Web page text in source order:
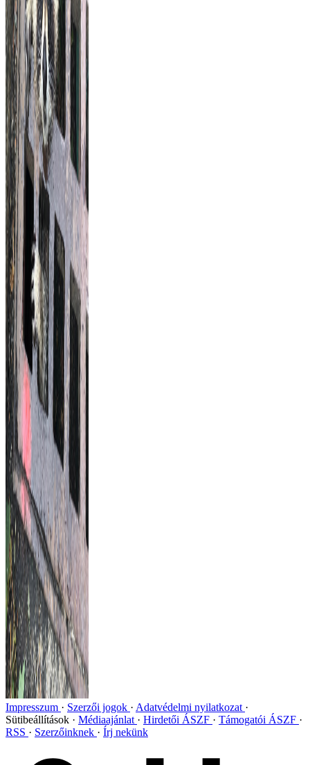
Impresszum Szerzői jogok
Adatvédelmi nyilatkozat
Sütibeállítások
Médiaajánlat Hirdetői ÁSZF
Támogatói ÁSZF
RSS
Szerzőinknek Írj nekünk